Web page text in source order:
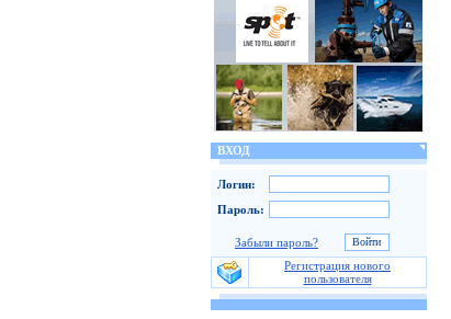
ВХОД
Логин:
Пароль:
Забыли пароль?
Регистрация нового
пользователя